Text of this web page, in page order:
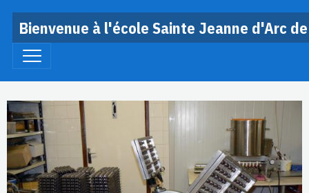
Bienvenue à l'école Sainte Jeanne d'Arc